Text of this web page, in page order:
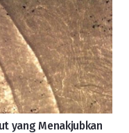
yang Menakjubkan